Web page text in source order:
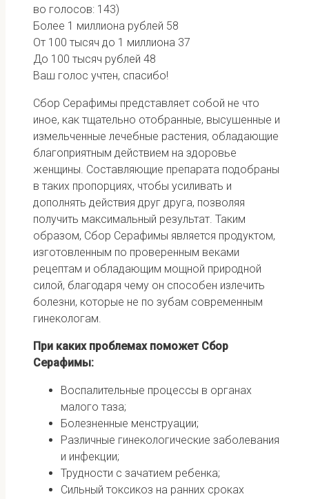
во голосов: 143)
Более 1 миллиона рублей 58
От 100 тысяч до 1 миллиона 37
До 100 тысяч рублей 48
Ваш голос учтен, спасибо!
Сбор Серафимы представляет собой не что
иное, как тщательно отобранные, высушенные и
измельченные лечебные растения, обладающие
благоприятным действием на здоровье
женщины. Составляющие препарата подобраны
в таких пропорциях, чтобы усиливать и
дополнять действия друг друга, позволяя
получить максимальный результат. Таким
образом, Сбор Серафимы является продуктом,
изготовленным по проверенным веками
рецептам и обладающим мощной природной
силой, благодаря чему он способен излечить
болезни, которые не по зубам современным
гинекологам.
При каких проблемах поможет Сбор
Серафимы:
Воспалительные процессы в органах
малого таза;
Болезненные менструации;
Различные гинекологические заболевания
и инфекции;
Трудности с зачатием ребенка;
Сильный токсикоз на ранних сроках